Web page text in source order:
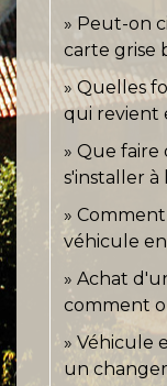
Peut-on
carte grise
Quelles
qui revient
Que faire
s'installer à
véhicule
Achat
comment
Véhicule
un